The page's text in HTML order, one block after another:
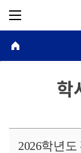
학
2026학년